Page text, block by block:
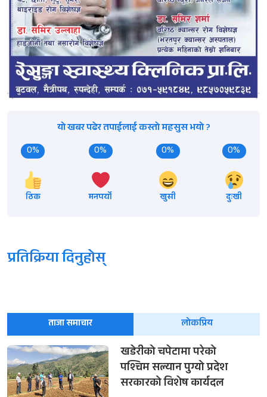
यो खबर पढेर तपाईलाई कस्तो महसुस भयो ?
0%
ठिक
0%
मनपर्यो
0%
खुसी
0%
दुःखी
प्रतिक्रिया दिनुहोस्
ताजा समाचार लोकप्रिय
खडेरीको चपेटामा परेको
पश्चिम सल्यान पुग्यो प्रदेश
सरकारको विशेष कार्यदल